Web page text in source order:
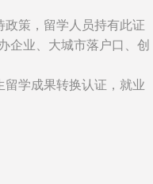
政策，留学人员持有此证
企业、大城市落户口、创
学成果转换认证，就业